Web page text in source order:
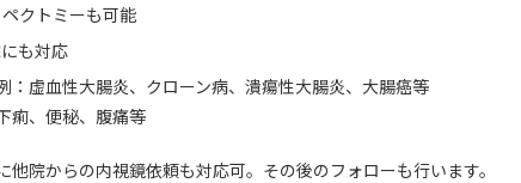
クトミーも可能
も対応
：虚血性大腸炎、クローン病、潰瘍性大腸炎、大腸癌等
痢、便秘、腹痛等
他院からの内視鏡依頼も対応可。その後のフォローも行います。